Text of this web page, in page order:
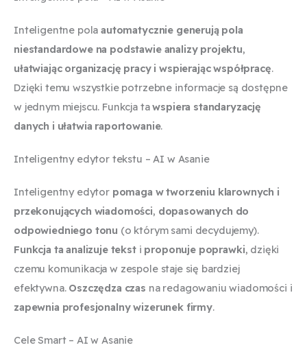
Inteligentne polaautomatycznie generują pola
niestandardowe na podstawie analizy projektu,
ułatwiając organizację pracy i wspierając współpracę.
Dzięki temu wszystkie potrzebne informacje są dostępne
w jednym miejscu. Funkcja tawspiera standaryzację
danych i ułatwia raportowanie.
Inteligentny edytor tekstu – AI w Asanie
Inteligentny edytor pomaga w tworzeniu klarownych i
przekonujących wiadomości, dopasowanych do
odpowiedniego tonu (o którym sami decydujemy).
Funkcja ta analizuje teksti proponuje poprawki, dzięki
czemu komunikacja w zespole staje się bardziej
efektywna. Oszczędza czas na redagowaniu wiadomości i
zapewnia profesjonalny wizerunek firmy.
Cele Smart – AI w Asanie